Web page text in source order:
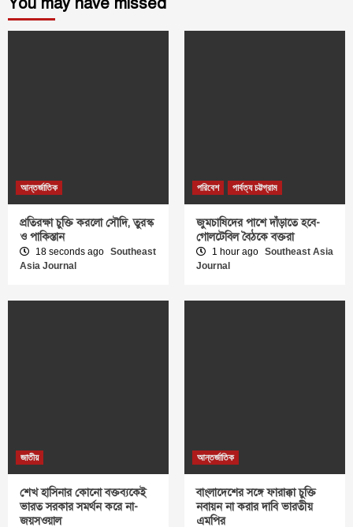
আন্তর্জাতিক
প্রতিরক্ষা চুক্তি করলো সৌদি, তুরস্ক
ও পাকিস্তান
18 seconds ago Southeast
Asia Journal
পরিবেশ পার্বত্য চট্টগ্রাম
জুমচাষিদের পাশে দাঁড়াতে হবে-
গোলটেবিল বৈঠকে বক্তরা
1 hour ago Southeast Asia
Journal
জাতীয়
শেখ হাসিনার কোনো বক্তব্যকেই
ভারত সরকার সমর্থন করে না-
জয়সওয়াল
আন্তর্জাতিক
বাংলাদেশের সঙ্গে ফারাক্কা চুক্তি
নবায়ন না করার দাবি ভারতীয়
এমপির